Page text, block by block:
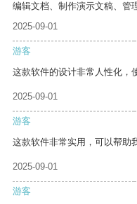
编辑文档、制作演示文稿、管
2025-09-01
游客
这款软件的设计非常人性化，
2025-09-01
游客
这款软件非常实用，可以帮助
2025-09-01
游客